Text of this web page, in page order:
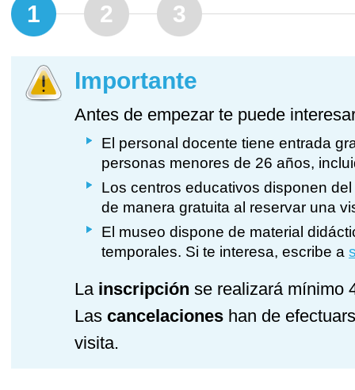
1
2 3
Importante
Antes de empezar te puede
El personal docente tiene entrada
personas menores de 26 años,
Los centros educativos disponen
de manera gratuita al reservar una
El museo dispone de material
temporales. Si te interesa, escribe a
La inscripción se realizará mínimo
Las cancelaciones han de
visita.